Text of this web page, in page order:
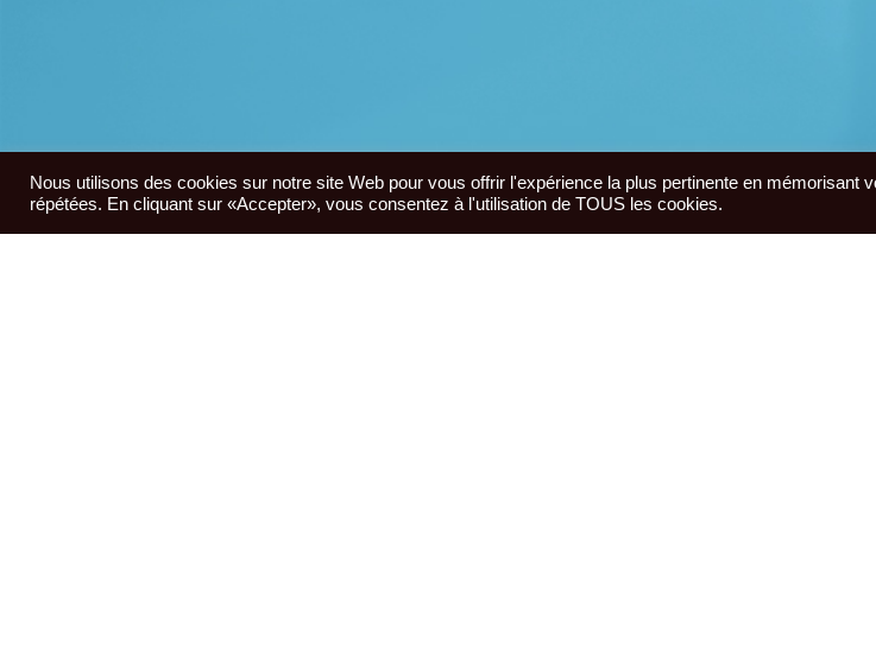
Nous utilisons des cookies sur notre site Web pour vous offrir l'expérience la plus pertinente en mémorisant
répétées. En cliquant sur «Accepter», vous consentez à l'utilisation de TOUS les cookies.